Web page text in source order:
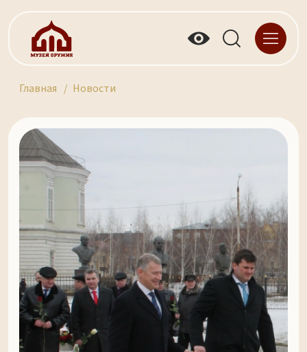
Главная Новости